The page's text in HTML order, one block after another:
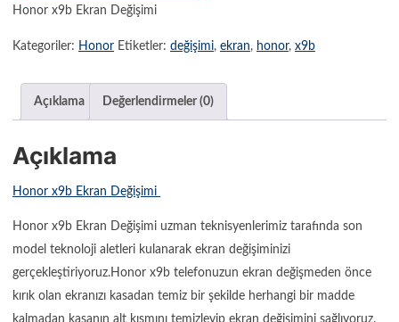
Honor x9b Ekran Değişimi
Kategoriler: Honor Etiketler: değişimi, ekran, honor, x9b
Açıklama Değerlendirmeler (0)
Açıklama
Honor x9b Ekran Değişimi
Honor x9b Ekran Değişimi uzman teknisyenlerimiz tarafında son
model teknoloji aletleri kulanarak ekran değişiminizi
gerçekleştiriyoruz.Honor x9b telefonuzun ekran değişmeden önce
kırık olan ekranızı kasadan temiz bir şekilde herhangi bir madde
kalmadan kasanın alt kısmını temizleyip ekran değişimini sağlıyoruz.